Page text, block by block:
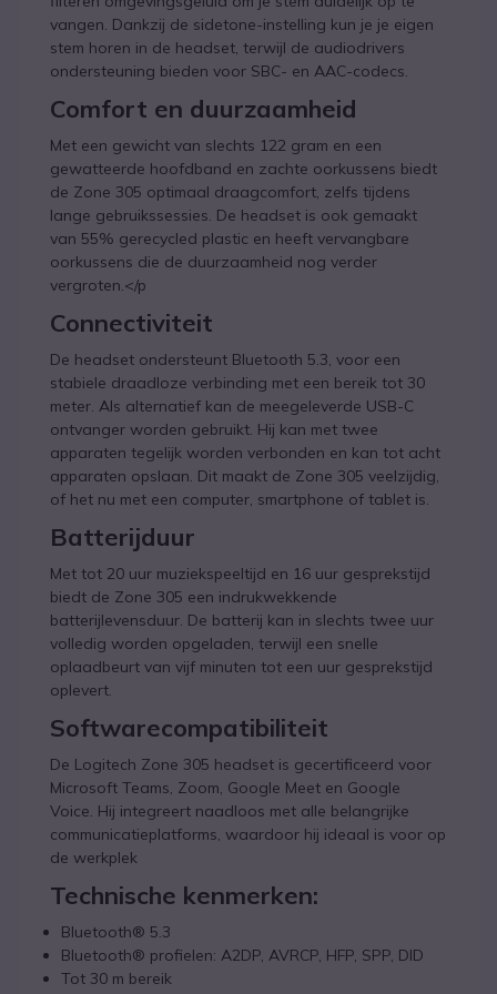
vangen. Dankzij de sidetone-instelling kun je je eigen
stem horen in de headset, terwijl de audiodrivers
ondersteuning bieden voor SBC- en AAC-codecs.
Comfort en duurzaamheid
Met een gewicht van slechts 122 gram en een
gewatteerde hoofdband en zachte oorkussens biedt
de Zone 305 optimaal draagcomfort, zelfs tijdens
lange gebruikssessies. De headset is ook gemaakt
van 55% gerecycled plastic en heeft vervangbare
oorkussens die de duurzaamheid nog verder
vergroten.</p
Connectiviteit
De headset ondersteunt Bluetooth 5.3, voor een
stabiele draadloze verbinding met een bereik tot 30
meter. Als alternatief kan de meegeleverde USB-C
ontvanger worden gebruikt. Hij kan met twee
apparaten tegelijk worden verbonden en kan tot acht
apparaten opslaan. Dit maakt de Zone 305 veelzijdig,
of het nu met een computer, smartphone of tablet is.
Batterijduur
Met tot 20 uur muziekspeeltijd en 16 uur gesprekstijd
biedt de Zone 305 een indrukwekkende
batterijlevensduur. De batterij kan in slechts twee uur
volledig worden opgeladen, terwijl een snelle
oplaadbeurt van vijf minuten tot een uur gesprekstijd
oplevert.
Softwarecompatibiliteit
De Logitech Zone 305 headset is gecertificeerd voor
Microsoft Teams, Zoom, Google Meet en Google
Voice. Hij integreert naadloos met alle belangrijke
communicatieplatforms, waardoor hij ideaal is voor op
de werkplek
Technische kenmerken:
Bluetooth® 5.3
Bluetooth® profielen: A2DP, AVRCP, HFP, SPP, DID
Tot 30 m bereik